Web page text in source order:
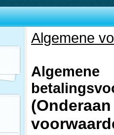
Algemene